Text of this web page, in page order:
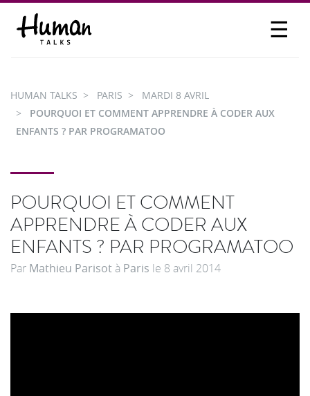
☰
PARTICIPER
HUMAN TALKS PARIS
MARDI 8 AVRIL
POURQUOI ET COMMENT APPRENDRE À CODER AUX
ENFANTS ? PAR PROGRAMATOO
POURQUOI ET COMMENT
APPRENDRE À CODER AUX
ENFANTS ? PAR PROGRAMATOO
Par Mathieu Parisot à Paris le 8 avril 2014